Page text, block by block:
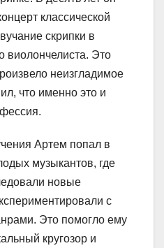
классической
скрипки в
виолончелиста. Это
неизгладимое
что именно это и
Артем попал в
музыкантов, где
новые
с
Это помогло ему
кругозор и